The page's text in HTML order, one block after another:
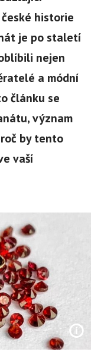
historie
je po staletí
nejen
a módní
článku se
význam
by tento
vaší